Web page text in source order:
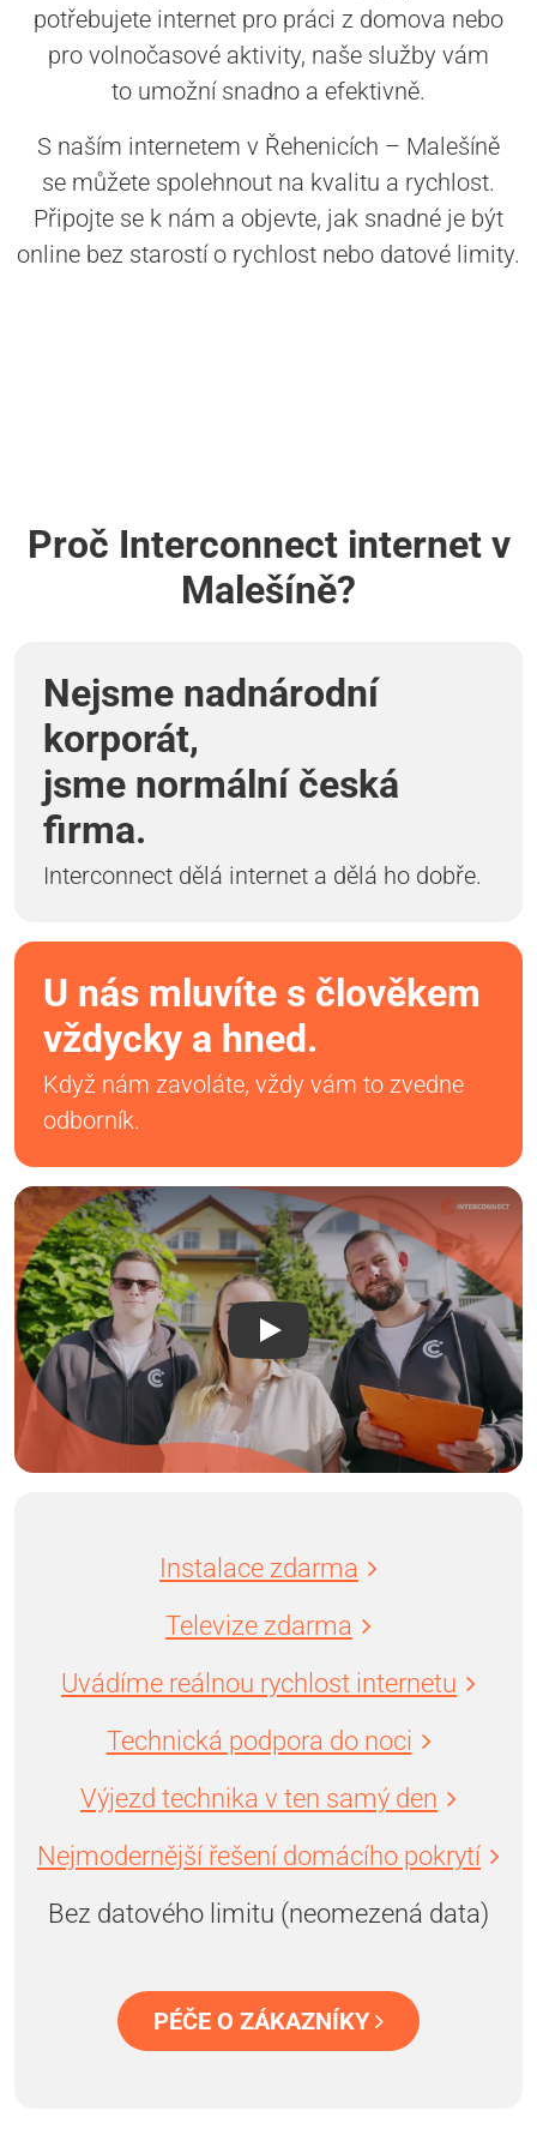
potřebujete internet pro práci z domova nebo
pro volnočasové aktivity, naše služby vám
to umožní snadno a efektivně.
S naším internetem v Řehenicích – Malešíně
se můžete spolehnout na kvalitu a rychlost.
Připojte se k nám a objevte, jak snadné je být
online bez starostí o rychlost nebo datové limity.
Proč Interconnect internet v
Malešíně?
Nejsme nadnárodní
korporát,
jsme normální česká
firma.
Interconnect dělá internet a dělá ho dobře.
U nás mluvíte s člověkem
vždycky a hned.
Když nám zavoláte, vždy vám to zvedne
odborník.
Instalace zdarma
Televize zdarma
Uvádíme reálnou rychlost internetu
Technická podpora do noci
Výjezd technika v ten samý den
Nejmodernější řešení domácího pokrytí
Bez datového limitu (neomezená data)
PÉČE O ZÁKAZNÍKY